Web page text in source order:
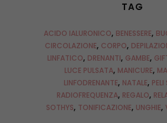
TAG
ACIDO IALURONICO BENESSERE
CIRCOLAZIONE CORPO
LINFATICO DRENANTI GAMBE
LUCE PULSATA MANICURE
LINFODRENANTE NATALE PELI
RADIOFREQUENZA REGALO
SOTHYS TONIFICAZIONE UNGHIE